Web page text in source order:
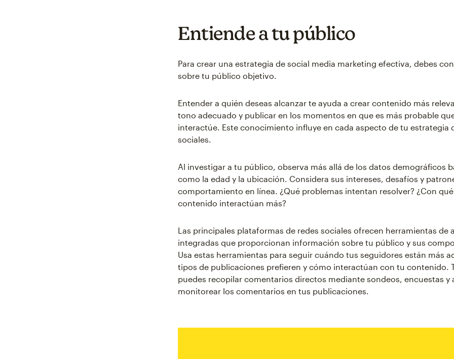
Entiende a tu público
Para crear una estrategia de social media marketing efectiva, debes
sobre tu público objetivo.
Entender a quién deseas alcanzar te ayuda a crear contenido más
tono adecuado y publicar en los momentos en que es más probable
interactúe. Este conocimiento influye en cada aspecto de tu estrategia
sociales.
Al investigar a tu público, observa más allá de los datos demográficos
como la edad y la ubicación. Considera sus intereses, desafíos y
comportamiento en línea. ¿Qué problemas intentan resolver? ¿Con
contenido interactúan más?
Las principales plataformas de redes sociales ofrecen herramientas de
integradas que proporcionan información sobre tu público y sus
Usa estas herramientas para seguir cuándo tus seguidores están más
tipos de publicaciones prefieren y cómo interactúan con tu contenido.
puedes recopilar comentarios directos mediante sondeos, encuestas y
monitorear los comentarios en tus publicaciones.